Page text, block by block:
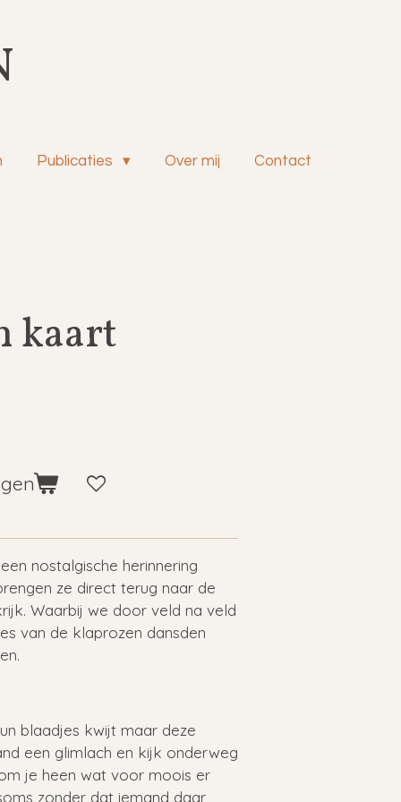
Publicaties Over mij Contact
kaart
nostalgische herinnering
ze direct terug naar de
Waarbij we door veld na veld
van de klaprozen dansden
blaadjes kwijt maar deze
een glimlach en kijk onderweg
je heen wat voor moois er
zonder dat iemand daar